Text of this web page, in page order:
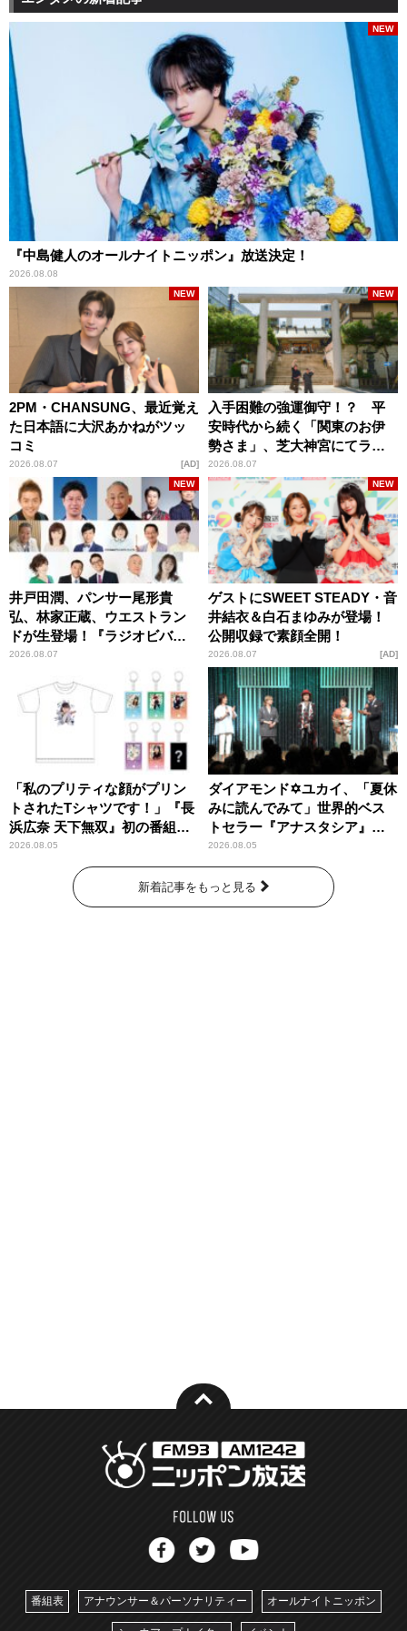
『中島健人のオールナイトニッポン』放送決定！
2026.08.08
NEW
2PM・CHANSUNG、最近覚え
た日本語に大沢あかねがツッ
コミ
2026.08.07
NEW
AD
入手困難の強運御守！？ 平
安時代から続く「関東のお伊
勢さま」、芝大神宮にてラン
パンプスが合格祈願！
2026.08.07
NEW
井戸田潤、パンサー尾形貴
弘、林家正蔵、ウエストラン
ドが生登場！『ラジオビバリ
ー昼ズ』
2026.08.07
NEW
ゲストにSWEET STEADY・音
井結衣＆白石まゆみが登場！
公開収録で素顔全開！
2026.08.07
NEW
AD
「私のプリティな顔がプリン
トされたTシャツです！」『長
浜広奈 天下無双』初の番組グ
ッズ発売
2026.08.05
ダイアモンド✡ユカイ、「夏休
みに読んでみて」世界的ベス
トセラー『アナスタシア』を
紹介
2026.08.05
新着記事をもっと見る
番組表 アナウンサー＆パーソナリティー オールナイトニッポン